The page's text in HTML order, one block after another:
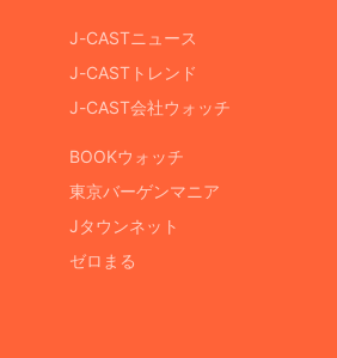
J-CASTニュース
J-CASTトレンド
J-CAST会社ウォッチ
BOOKウォッチ
東京バーゲンマニア
Jタウンネット
ゼロまる